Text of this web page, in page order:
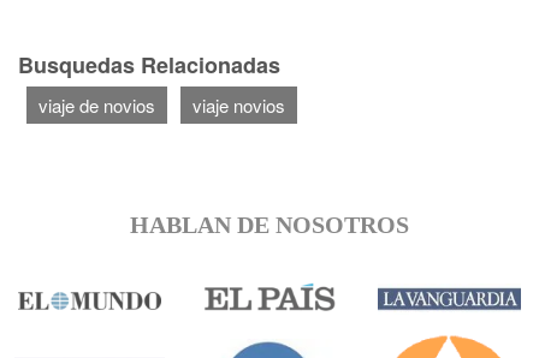
Busquedas Relacionadas
viaje de novios viaje novios
HABLAN DE NOSOTROS